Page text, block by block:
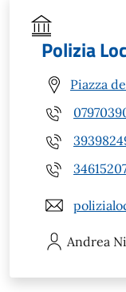
Polizia
Piazza
Andrea